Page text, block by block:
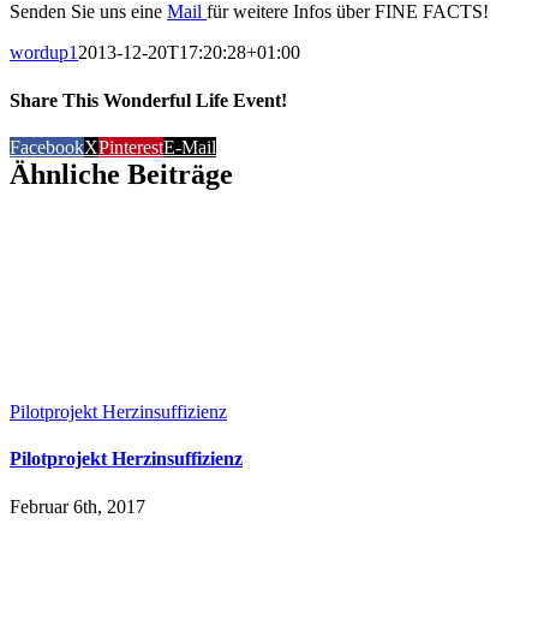
Senden Sie uns eine Mail für weitere Infos über FINE FACTS!
wordup12013-12-20T17:20:28+01:00
Share This Wonderful Life Event!
FacebookXPinterestE-Mail
Ähnliche Beiträge
Pilotprojekt Herzinsuffizienz
Pilotprojekt Herzinsuffizienz
Februar 6th, 2017